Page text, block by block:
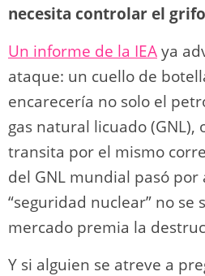
necesita controlar el
Un informe de la IEAya
ataque: un cuello de
encarecería no solo el
gas natural licuado
transita por el mismo
del GNL mundial pasó por
“seguridad nuclear” no se
mercado premia la
Y si alguien se atreve a